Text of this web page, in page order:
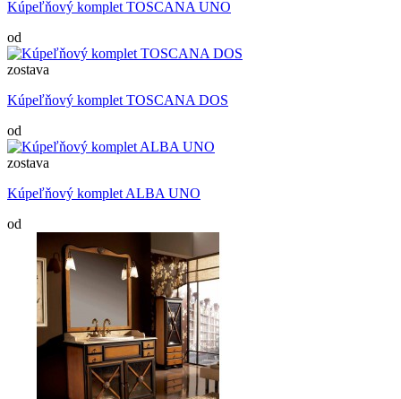
Kúpeľňový komplet TOSCANA UNO
od
zostava
Kúpeľňový komplet TOSCANA DOS
od
zostava
Kúpeľňový komplet ALBA UNO
od